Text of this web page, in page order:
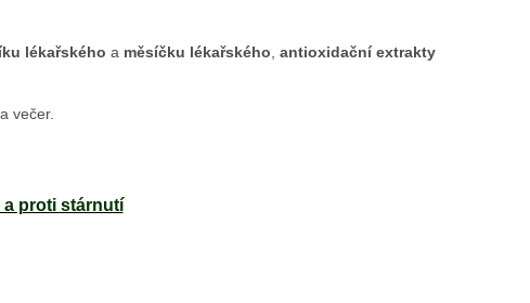
lékařského a měsíčku lékařského antioxidační extrakty
večer.
proti stárnutí